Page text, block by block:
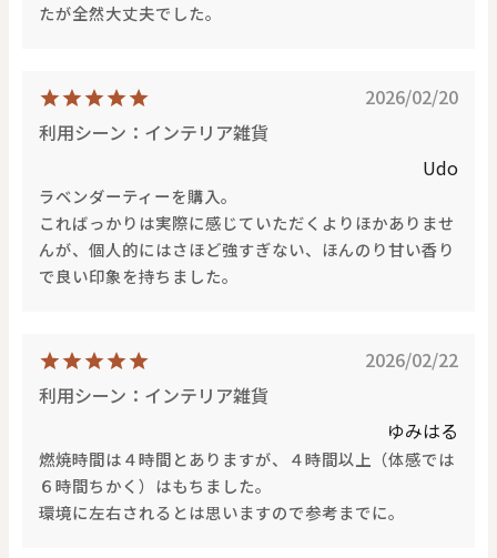
クリア
たが全然大丈夫でした。
2026/02/20
利用シーン：インテリア雑貨
Udo
ラベンダーティーを購入。
こればっかりは実際に感じていただくよりほかありませ
んが、個人的にはさほど強すぎない、ほんのり甘い香り
で良い印象を持ちました。
2026/02/22
利用シーン：インテリア雑貨
ゆみはる
燃焼時間は４時間とありますが、４時間以上（体感では
６時間ちかく）はもちました。
環境に左右されるとは思いますので参考までに。